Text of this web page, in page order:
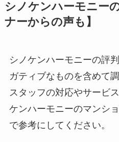
シノケンハーモニー
ナーからの声も】
シノケンハーモニーの評
ガティブなものを含めて
スタッフの対応やサービ
ケンハーモニーのマンシ
で参考にしてください。